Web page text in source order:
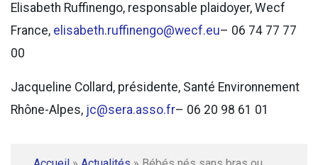
Elisabeth Ruffinengo, responsable plaidoyer, Wecf
France, elisabeth.ruffinengo@wecf.eu– 06 74 77 77
00
Jacqueline Collard, présidente, Santé Environnement
Rhône-Alpes, jc@sera.asso.fr– 06 20 98 61 01